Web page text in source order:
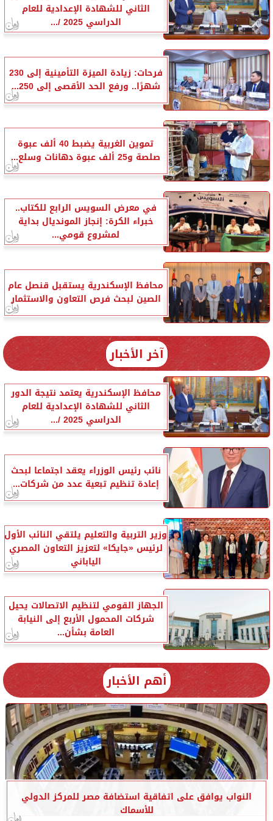
الثاني للشهادة الإعدادية للعام
الدراسي 2025 /...
فرحات: زيادة الميزة التأمينية إلى 230
شهرًا.. ورفع الحد الأقصى إلى 250...
تموين الغربية يضبط 40 ألف عبوة
صلصة و25 ألف عبوة دهانات وسلع...
في معرض السويس الرابع للكتاب..
خبراء الكرة: إنجاز المونديال بداية
لمشروع قومي...
محافظ الإسكندرية يستقبل قنصل عام
الصين لبحث فرص التعاون والاستثمار
آخر الأخبار
محافظ الإسكندرية يعتمد نتيجة الدور
الثاني للشهادة الإعدادية للعام
الدراسي 2025 /...
نائب رئيس الوزراء يعقد اجتماعا لبحث
إعادة تنظيم تبعية عدد من شركات...
وزير التربية والتعليم يلتقي النائب الأول
لرئيس «جايكا» لتعزيز التعاون المصري
الياباني
الجهاز القومي لتنظيم الاتصالات يحيل
شركات المحمول الأربع إلى النيابة
العامة بشأن...
أهم الأخبار
النواب يوافق على اتفاقية استضافة مصر للمركز الدولي
للأسماك